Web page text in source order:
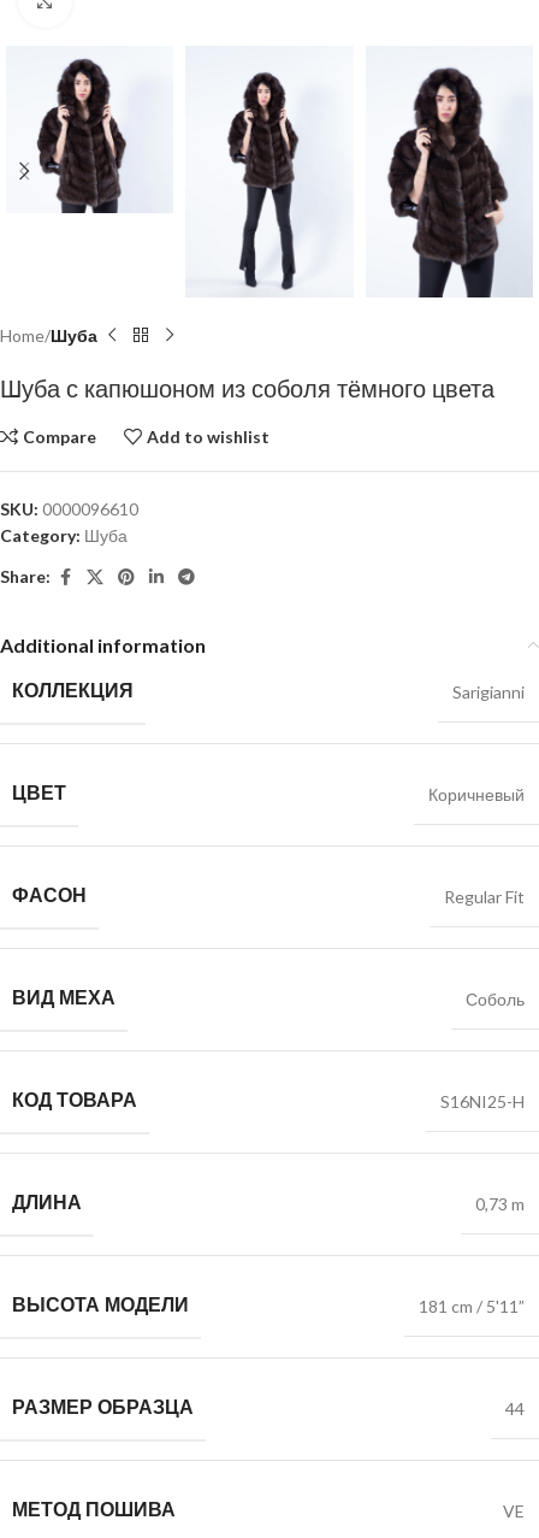
Home Шуба
Шуба с капюшоном из соболя тёмного цвета
Compare Add to wishlist
SKU: 0000096610
Category: Шуба
Share:
Additional information
КОЛЛЕКЦИЯ Sarigianni
ЦВЕТ Коричневый
ФАСОН Regular Fit
ВИД МЕХА Соболь
КОД ТОВАРА S16NI25-H
ДЛИНА 0,73 m
ВЫСОТА МОДЕЛИ 181 cm / 5'11”
РАЗМЕР ОБРАЗЦА 44
МЕТОД ПОШИВА VE